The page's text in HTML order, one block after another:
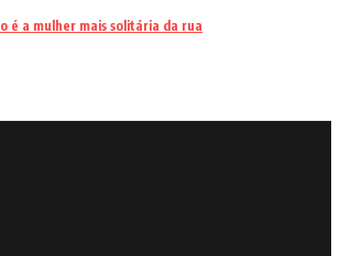
é a mulher mais solitária da rua